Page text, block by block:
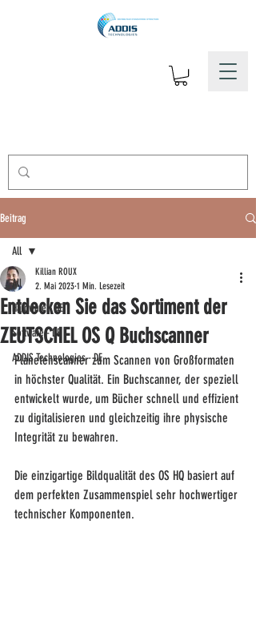
Beitrag
All
Hardware - DE
Software - DE
ADDIS Technologies - DE
All
Entdecken Sie das Sortiment der
ZEUTSCHEL OS Q Buchscanner
Killian ROUX
2. Mai 2023 1 Min. Lesezeit
Planetenscanner zum Scannen von Großformaten
in höchster Qualität. Ein Buchscanner, der speziell
entwickelt wurde, um Bücher schnell und effizient
zu digitalisieren und gleichzeitig ihre physische
Integrität zu bewahren.
Die einzigartige Bildqualität des OS HQ basiert auf
dem perfekten Zusammenspiel sehr hochwertiger
technischer Komponenten.